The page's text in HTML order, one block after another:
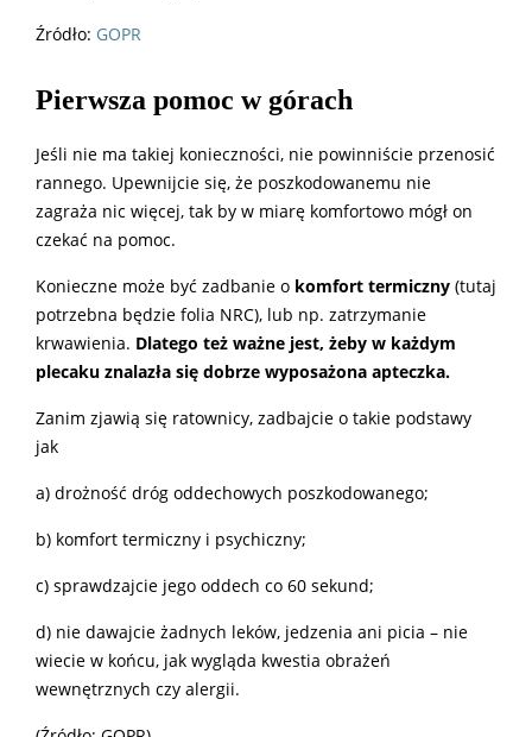
Źródło: GOPR
Pierwsza pomoc w górach
Jeśli nie ma takiej konieczności, nie powinniście przenosić
rannego. Upewnijcie się, że poszkodowanemu nie
zagraża nic więcej, tak by w miarę komfortowo mógł on
czekać na pomoc.
Konieczne może być zadbanie o komfort termiczny (tutaj
potrzebna będzie folia NRC), lub np. zatrzymanie
krwawienia. Dlatego też ważne jest, żeby w każdym
plecaku znalazła się dobrze wyposażona apteczka.
Zanim zjawią się ratownicy, zadbajcie o takie podstawy
jak
a) drożność dróg oddechowych poszkodowanego;
b) komfort termiczny i psychiczny;
c) sprawdzajcie jego oddech co 60 sekund;
d) nie dawajcie żadnych leków, jedzenia ani picia – nie
wiecie w końcu, jak wygląda kwestia obrażeń
wewnętrznych czy alergii.